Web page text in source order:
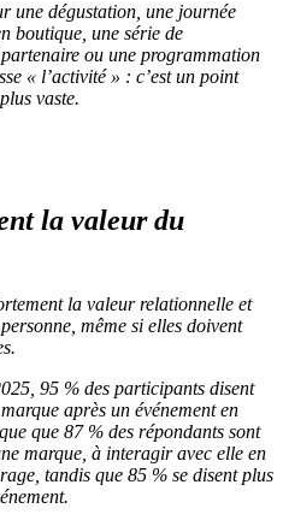
une dégustation, une journée
boutique, une série de
ou une programmation
« l’activité » : c’est un point
vaste.
la valeur du
la valeur relationnelle et
même si elles doivent
95 % des participants disent
après un événement en
que 87 % des répondants sont
marque, à interagir avec elle en
tandis que 85 % se disent plus